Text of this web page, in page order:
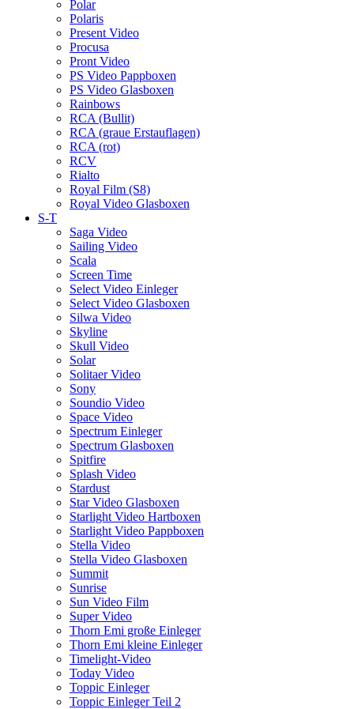
Polar
Polaris
Present Video
Procusa
Pront Video
PS Video Pappboxen
PS Video Glasboxen
Rainbows
RCA (Bullit)
RCA (graue Erstauflagen)
RCA (rot)
RCV
Rialto
Royal Film (S8)
Royal Video Glasboxen
S-T
Saga Video
Sailing Video
Scala
Screen Time
Select Video Einleger
Select Video Glasboxen
Silwa Video
Skyline
Skull Video
Solar
Solitaer Video
Sony
Soundio Video
Space Video
Spectrum Einleger
Spectrum Glasboxen
Spitfire
Splash Video
Stardust
Star Video Glasboxen
Starlight Video Hartboxen
Starlight Video Pappboxen
Stella Video
Stella Video Glasboxen
Summit
Sunrise
Sun Video Film
Super Video
Thorn Emi große Einleger
Thorn Emi kleine Einleger
Timelight-Video
Today Video
Toppic Einleger
Toppic Einleger Teil 2